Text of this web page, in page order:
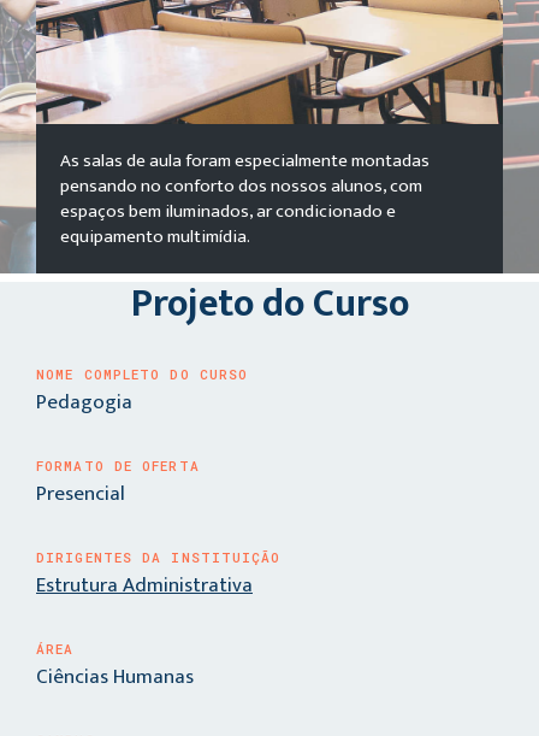
As salas de aula foram especialmente montadas
pensando no conforto dos nossos alunos, com
espaços bem iluminados, ar condicionado e
equipamento multimídia.
Projeto do Curso
NOME COMPLETO DO CURSO
Pedagogia
FORMATO DE OFERTA
Presencial
DIRIGENTES DA INSTITUIÇÃO
Estrutura Administrativa
ÁREA
Ciências Humanas